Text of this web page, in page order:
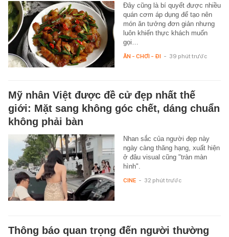
Đây cũng là bí quyết được nhiều
quán cơm áp dụng để tạo nên
món ăn tưởng đơn giản nhưng
luôn khiến thực khách muốn
gọi…
ĂN - CHƠI - ĐI - 39 phút trước
Mỹ nhân Việt được đề cử đẹp nhất thế
giới: Mặt sang không góc chết, dáng chuẩn
không phải bàn
Nhan sắc của người đẹp này
ngày càng thăng hạng, xuất hiện
ở đâu visual cũng "tràn màn
hình".
CINE - 32 phút trước
Thông báo quan trọng đến người thường